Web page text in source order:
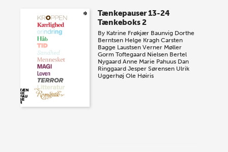
Tænkepauser 13-24
Tænkeboks 2
By Katrine Frøkjær Baunvig Dorthe
Berntsen Helge Kragh Carsten
Bagge Laustsen Verner Møller
Gorm Toftegaard Nielsen Bertel
Nygaard Anne Marie Pahuus Dan
Ringgaard Jesper Sørensen Ulrik
Uggerhøj Ole Høiris